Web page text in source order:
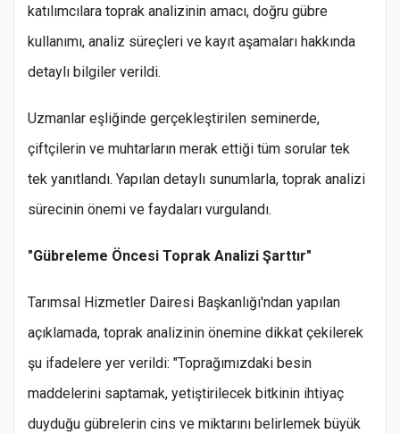
katılımcılara toprak analizinin amacı, doğru gübre
kullanımı, analiz süreçleri ve kayıt aşamaları hakkında
detaylı bilgiler verildi.
Uzmanlar eşliğinde gerçekleştirilen seminerde,
çiftçilerin ve muhtarların merak ettiği tüm sorular tek
tek yanıtlandı. Yapılan detaylı sunumlarla, toprak analizi
sürecinin önemi ve faydaları vurgulandı.
"Gübreleme Öncesi Toprak Analizi Şarttır"
Tarımsal Hizmetler Dairesi Başkanlığı'ndan yapılan
açıklamada, toprak analizinin önemine dikkat çekilerek
şu ifadelere yer verildi: "Toprağımızdaki besin
maddelerini saptamak, yetiştirilecek bitkinin ihtiyaç
duyduğu gübrelerin cins ve miktarını belirlemek büyük